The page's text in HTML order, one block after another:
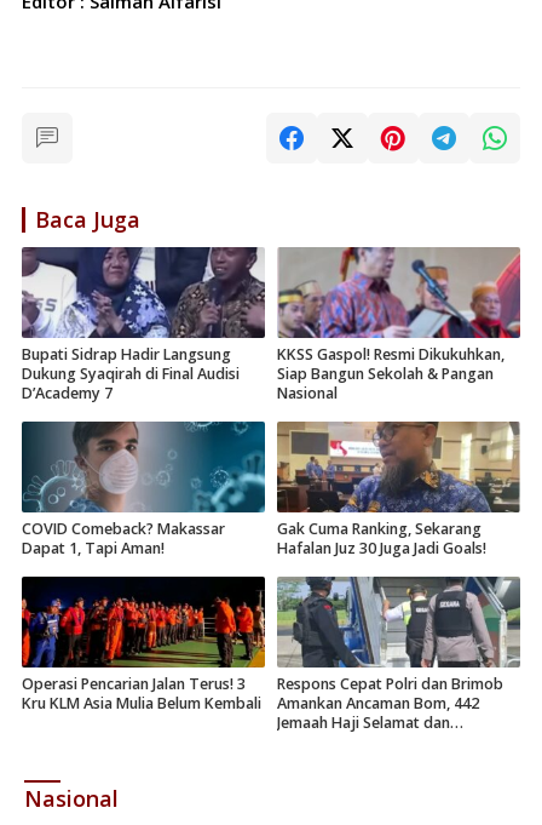
Baca Juga
Bupati Sidrap Hadir Langsung
Dukung Syaqirah di Final Audisi
D’Academy 7
KKSS Gaspol! Resmi Dikukuhkan,
Siap Bangun Sekolah & Pangan
Nasional
COVID Comeback? Makassar
Dapat 1, Tapi Aman!
Gak Cuma Ranking, Sekarang
Hafalan Juz 30 Juga Jadi Goals!
Operasi Pencarian Jalan Terus! 3
Kru KLM Asia Mulia Belum Kembali
Respons Cepat Polri dan Brimob
Amankan Ancaman Bom, 442
Jemaah Haji Selamat dan
Nasional